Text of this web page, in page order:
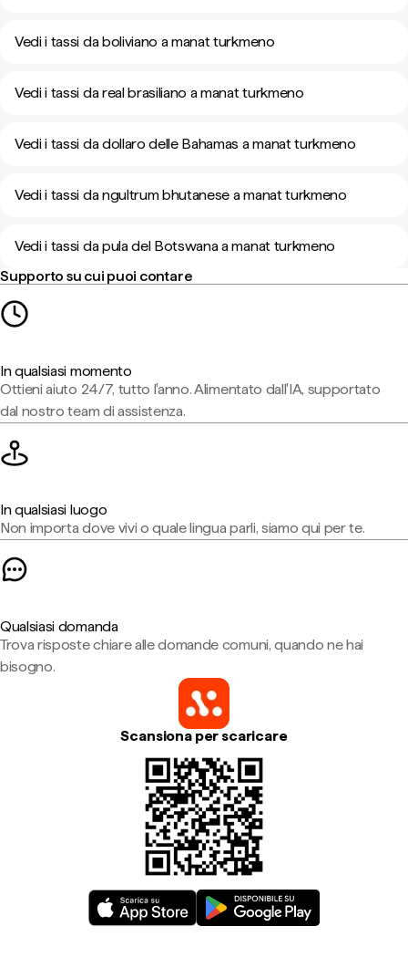
Vedi i tassi da boliviano a manat turkmeno
Vedi i tassi da real brasiliano a manat turkmeno
Vedi i tassi da dollaro delle Bahamas a manat turkmeno
Vedi i tassi da ngultrum bhutanese a manat turkmeno
Vedi i tassi da pula del Botswana a manat turkmeno
Supporto su cui puoi contare
In qualsiasi momento
Ottieni aiuto 24/7, tutto l'anno. Alimentato dall'IA, supportato
dal nostro team di assistenza.
In qualsiasi luogo
Non importa dove vivi o quale lingua parli, siamo qui per te.
Qualsiasi domanda
Trova risposte chiare alle domande comuni, quando ne hai
bisogno.
Scansiona per scaricare